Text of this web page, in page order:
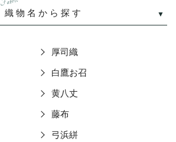
織物名から探す
厚司織
白鷹お召
黄八丈
藤布
弓浜絣